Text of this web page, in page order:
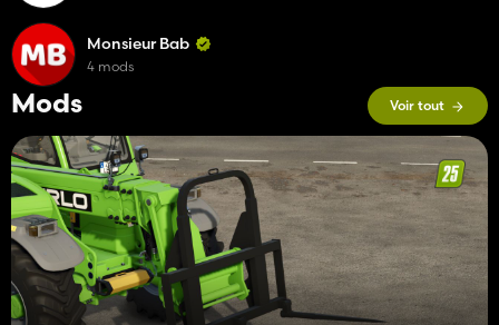
Mods Voir tout
Monsieur Bab
4 mods